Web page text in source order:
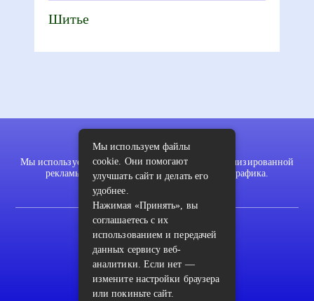
Шитье
Мы используем файлы cookie для показа персонализированной
рекламы и/или контента и анализа нашего трафика.
Карта сайта
Пользовательское соглашение
Мы используем файлы
cookie. Они помогают
улучшать сайт и делать его
удобнее.
Нажимая «Принять», вы
соглашаетесь с их
использованием и передачей
данных сервису веб-
аналитики. Если нет —
измените настройки браузера
или покиньте сайт.